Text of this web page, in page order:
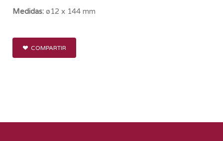
Medidas: ø12 x 144 mm
COMPARTIR